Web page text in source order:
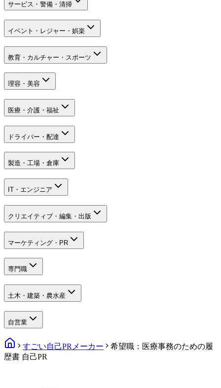
サービス・警備・清掃
イベント・レジャー・娯楽
教育・カルチャー・スポーツ
理容・美容
医療・介護・福祉
ドライバー・配達
製造・工場・倉庫
IT・エンジニア
クリエイティブ・編集・出版
マーケティング・PR
専門職
土木・建築・農水産
自営業
すごい自己PRメーカー
希望職：医療事務のための履
歴書 自己PR